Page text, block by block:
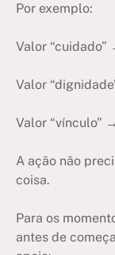
Por exemplo:
Valor
Valor
Valor “vínculo”
A ação não
coisa.
Para os
antes de